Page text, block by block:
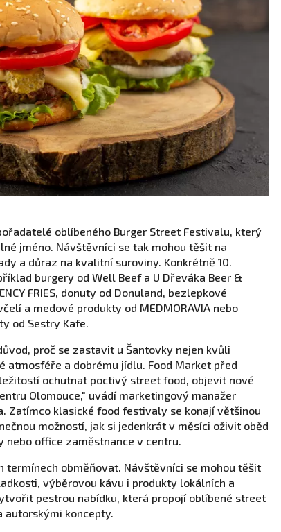
oblíbeného Burger Street Festivalu, který
jméno. Návštěvníci se tak mohou těšit na
a důraz na kvalitní suroviny. Konkrétně 10.
burgery od Well Beef a U Dřeváka Beer &
FRIES, donuty od Donuland, bezlepkové
a medové produkty od MEDMORAVIA nebo
od Sestry Kafe.
proč se zastavit u Šantovky nejen kvůli
atmosféře a dobrému jídlu. Food Market před
ochutnat poctivý street food, objevit nové
Olomouce," uvádí marketingový manažer
Zatímco klasické food festivaly se konají většinou
možností, jak si jedenkrát v měsíci oživit oběd
nebo office zaměstnance v centru.
termínech obměňovat. Návštěvníci se mohou těšit
výběrovou kávu i produkty lokálních a
pestrou nabídku, která propojí oblíbené street
autorskými koncepty.